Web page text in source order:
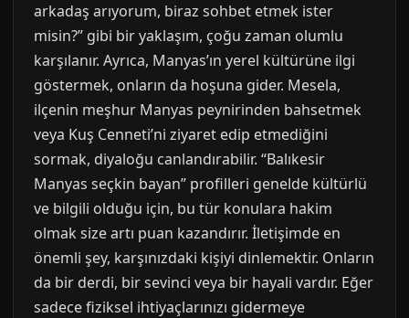
arkadaş arıyorum, biraz sohbet etmek ister
misin?” gibi bir yaklaşım, çoğu zaman olumlu
karşılanır. Ayrıca, Manyas’ın yerel kültürüne ilgi
göstermek, onların da hoşuna gider. Mesela,
ilçenin meşhur Manyas peynirinden bahsetmek
veya Kuş Cenneti’ni ziyaret edip etmediğini
sormak, diyaloğu canlandırabilir. “Balıkesir
Manyas seçkin bayan” profilleri genelde kültürlü
ve bilgili olduğu için, bu tür konulara hakim
olmak size artı puan kazandırır. İletişimde en
önemli şey, karşınızdaki kişiyi dinlemektir. Onların
da bir derdi, bir sevinci veya bir hayali vardır. Eğer
sadece fiziksel ihtiyaçlarınızı gidermeye